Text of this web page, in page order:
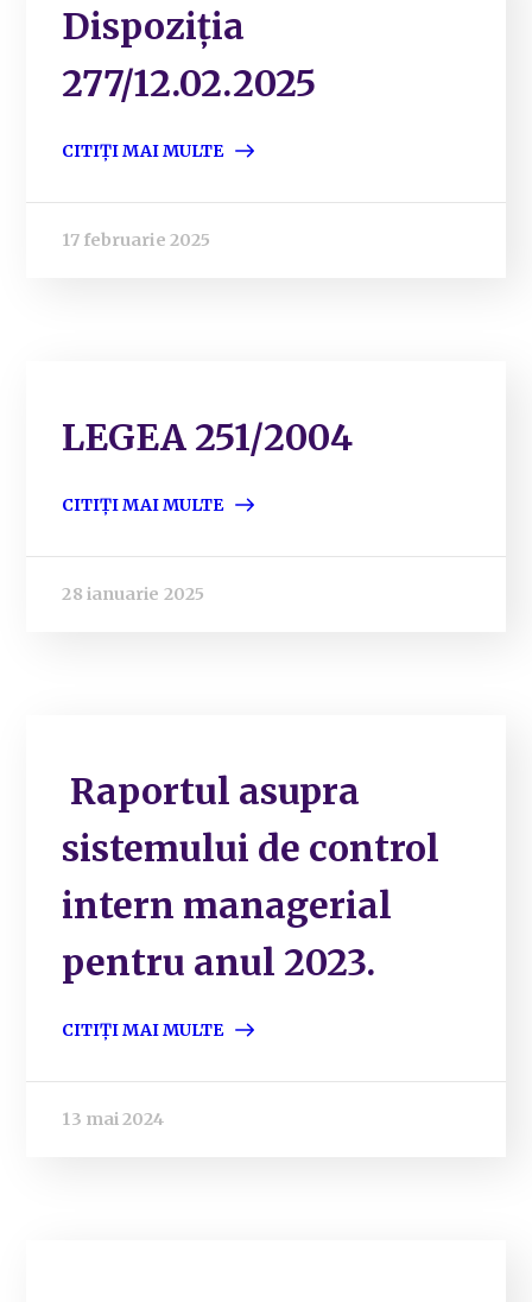
Dispoziția
277/12.02.2025
CITIȚI MAI MULTE
17 februarie 2025
LEGEA 251/2004
CITIȚI MAI MULTE
28 ianuarie 2025
Raportul asupra
sistemului de control
intern managerial
pentru anul 2023.
CITIȚI MAI MULTE
13 mai 2024